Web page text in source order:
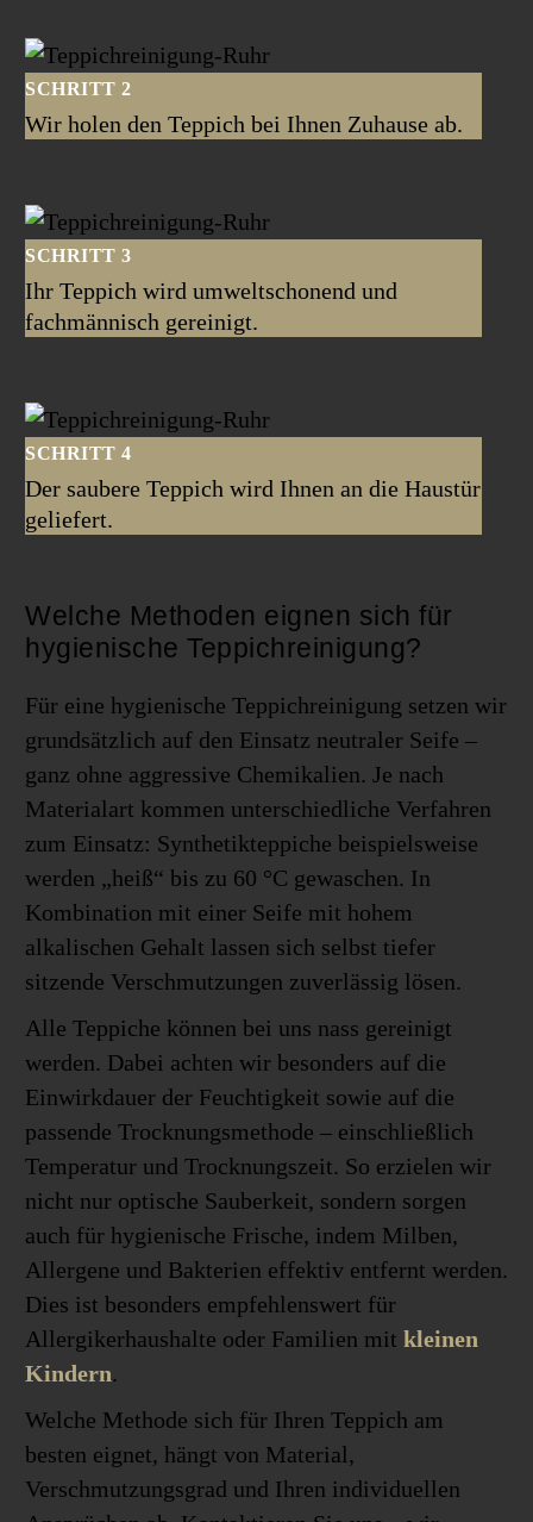
SCHRITT 2
Wir holen den Teppich bei Ihnen Zuhause ab.
SCHRITT 3
Ihr Teppich wird umweltschonend und
fachmännisch gereinigt.
SCHRITT 4
Der saubere Teppich wird Ihnen an die Haustür
geliefert.
Welche Methoden eignen sich für
hygienische Teppichreinigung?
Für eine hygienische Teppichreinigung setzen wir
grundsätzlich auf den Einsatz neutraler Seife –
ganz ohne aggressive Chemikalien. Je nach
Materialart kommen unterschiedliche Verfahren
zum Einsatz: Synthetikteppiche beispielsweise
werden „heiß“ bis zu 60 °C gewaschen. In
Kombination mit einer Seife mit hohem
alkalischen Gehalt lassen sich selbst tiefer
sitzende Verschmutzungen zuverlässig lösen.
Alle Teppiche können bei uns nass gereinigt
werden. Dabei achten wir besonders auf die
Einwirkdauer der Feuchtigkeit sowie auf die
passende Trocknungsmethode – einschließlich
Temperatur und Trocknungszeit. So erzielen wir
nicht nur optische Sauberkeit, sondern sorgen
auch für hygienische Frische, indem Milben,
Allergene und Bakterien effektiv entfernt werden.
Dies ist besonders empfehlenswert für
Allergikerhaushalte oder Familien mit kleinen
Kindern.
Welche Methode sich für Ihren Teppich am
besten eignet, hängt von Material,
Verschmutzungsgrad und Ihren individuellen